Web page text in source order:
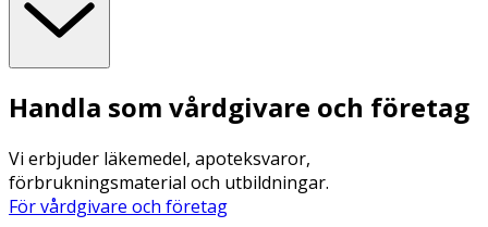
Handla som vårdgivare och företag
Vi erbjuder läkemedel, apoteksvaror,
förbrukningsmaterial och utbildningar.
För vårdgivare och företag